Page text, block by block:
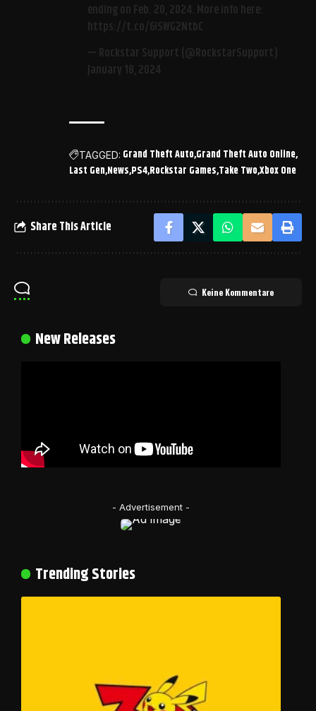
TAGGED: Grand Theft Auto Grand Theft Auto Online
Last Gen News PS4Rockstar Games Take TwoXbox One
Share This Article
Keine Kommentare
New Releases
- Advertisement -
Trending Stories